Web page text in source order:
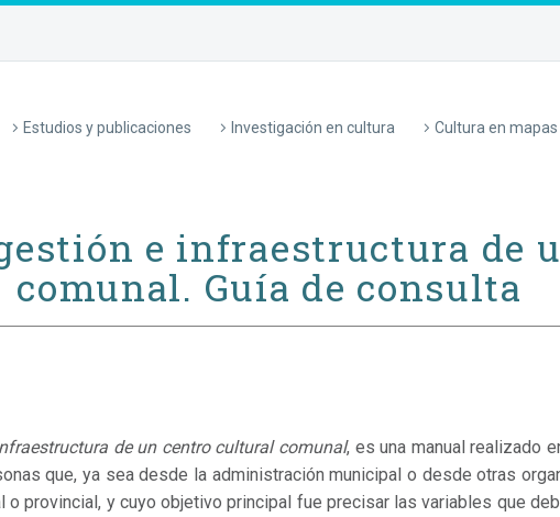
Estudios y publicaciones Investigación en cultura Cultura en mapas
e infraestructura de
comunal. Guía de consulta
de un centro cultural comunal, es una manualrealizado
que, ya sea desde la administración municipal o desde otras
provincial, y cuyo objetivo principal fue precisar las variables que